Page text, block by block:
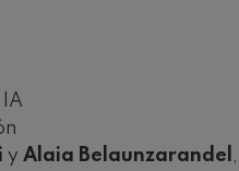
y Alaia Belaunzarandel